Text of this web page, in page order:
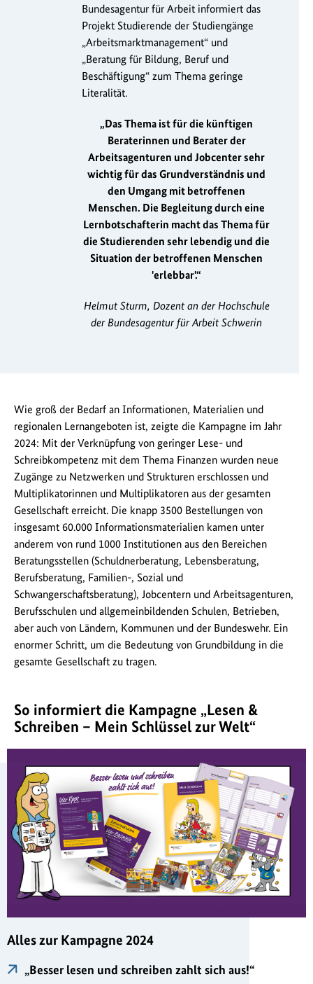
Bundesagentur für Arbeit informiert das
Projekt Studierende der Studiengänge
„Arbeitsmarktmanagement“ und
„Beratung für Bildung, Beruf und
Beschäftigung“ zum Thema geringe
Literalität.
„Das Thema ist für die künftigen
Beraterinnen und Berater der
Arbeitsagenturen und Jobcenter sehr
wichtig für das Grundverständnis und
den Umgang mit betroffenen
Menschen. Die Begleitung durch eine
Lernbotschafterin macht das Thema für
die Studierenden sehr lebendig und die
Situation der betroffenen Menschen
'erlebbar'.“
Helmut Sturm, Dozent an der Hochschule
der Bundesagentur für Arbeit Schwerin
Wie groß der Bedarf an Informationen, Materialien und
regionalen Lernangeboten ist, zeigte die Kampagne im Jahr
2024: Mit der Verknüpfung von geringer Lese- und
Schreibkompetenz mit dem Thema Finanzen wurden neue
Zugänge zu Netzwerken und Strukturen erschlossen und
Multiplikatorinnen und Multiplikatoren aus der gesamten
Gesellschaft erreicht. Die knapp 3500 Bestellungen von
insgesamt 60.000 Informationsmaterialien kamen unter
anderem von rund 1000 Institutionen aus den Bereichen
Beratungsstellen (Schuldnerberatung, Lebensberatung,
Berufsberatung, Familien-, Sozial und
Schwangerschaftsberatung), Jobcentern und Arbeitsagenturen,
Berufsschulen und allgemeinbildenden Schulen, Betrieben,
aber auch von Ländern, Kommunen und der Bundeswehr. Ein
enormer Schritt, um die Bedeutung von Grundbildung in die
gesamte Gesellschaft zu tragen.
So informiert die Kampagne „Lesen &
Schreiben – Mein Schlüssel zur Welt“
Alles zur Kampagne 2024
„Besser lesen und schreiben zahlt sich aus!“